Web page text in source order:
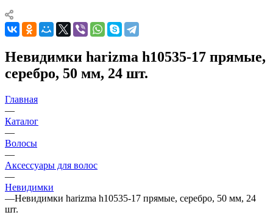
Невидимки harizma h10535-17 прямые,
серебро, 50 мм, 24 шт.
Главная
—
Каталог
—
Волосы
—
Аксессуары для волос
—
Невидимки
—Невидимки harizma h10535-17 прямые, серебро, 50 мм, 24
шт.